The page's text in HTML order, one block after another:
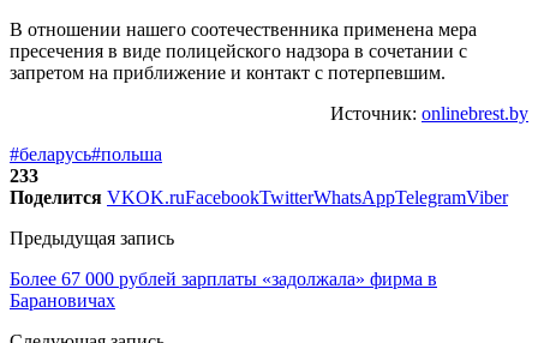
В отношении нашего соотечественника применена мера
пресечения в виде полицейского надзора в сочетании с
запретом на приближение и контакт с потерпевшим.
Источник: onlinebrest.by
#беларусь#польша
233
Поделится VKOK.ruFacebookTwitterWhatsAppTelegramViber
Предыдущая запись
Более 67 000 рублей зарплаты «задолжала» фирма в
Барановичах